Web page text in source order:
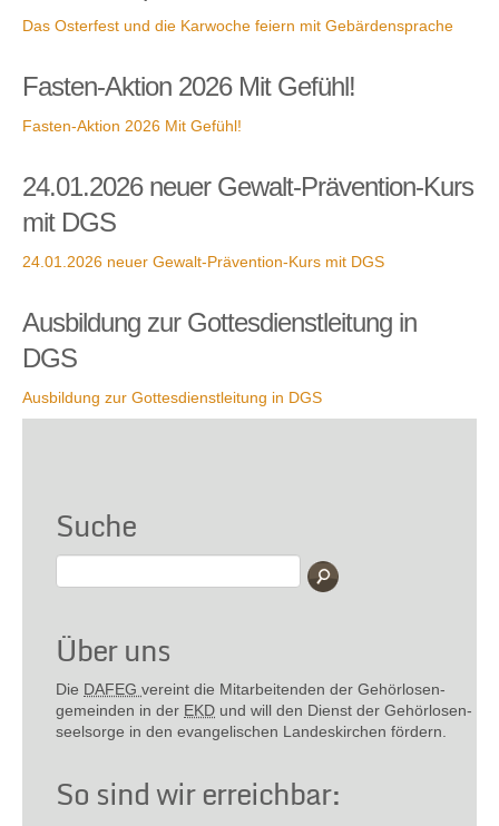
Das Osterfest und die Karwoche feiern mit Gebärdensprache
Fasten-Aktion 2026 Mit Gefühl!
Fasten-Aktion 2026 Mit Gefühl!
24.01.2026 neuer Gewalt-Prävention-Kurs
mit DGS
24.01.2026 neuer Gewalt-Prävention-Kurs mit DGS
Ausbildung zur Gottesdienstleitung in
DGS
Ausbildung zur Gottesdienstleitung in DGS
Suche
Über uns
Die DAFEG vereint die Mitarbeitenden der Gehör­losen­
gemeinden in der EKD und will den Dienst der Gehör­losen­
seel­sorge in den evange­lischen Landes­kirchen fördern.
So sind wir erreichbar: